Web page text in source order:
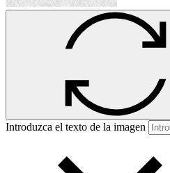
Introduzca el texto de la imagen